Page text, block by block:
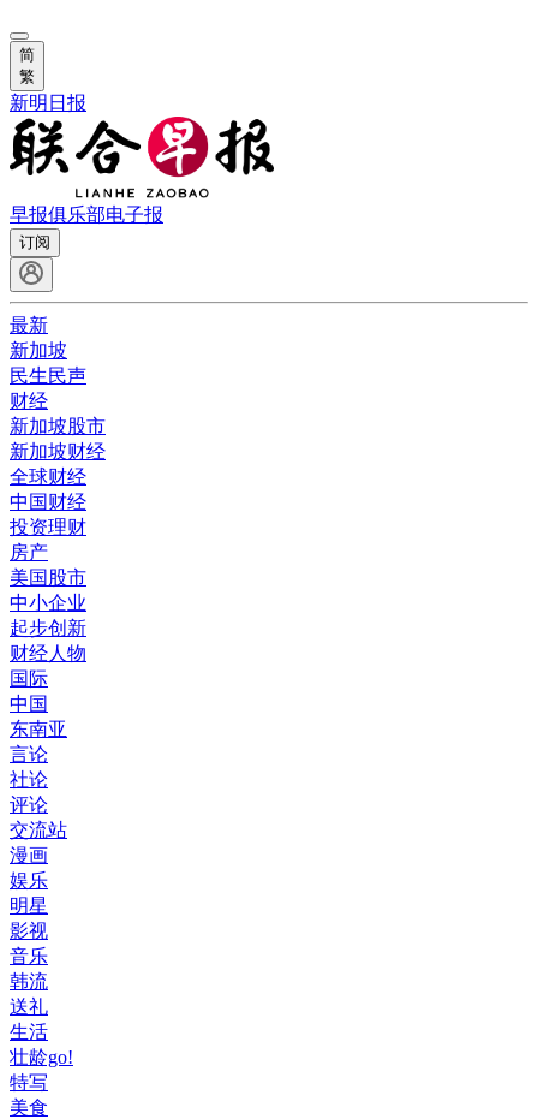
简
繁
新明日报
早报俱乐部电子报
订阅
最新
新加坡
民生民声
财经
新加坡股市
新加坡财经
全球财经
中国财经
投资理财
房产
美国股市
中小企业
起步创新
财经人物
国际
中国
东南亚
言论
社论
评论
交流站
漫画
娱乐
明星
影视
音乐
韩流
送礼
生活
壮龄go!
特写
美食